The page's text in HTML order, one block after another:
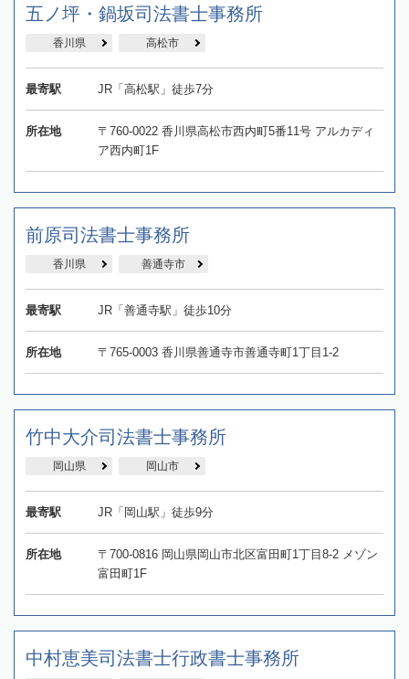
五ノ坪・鍋坂司法書士事務所
香川県 高松市
最寄駅 JR「高松駅」徒歩7分
所在地
〒760-0022 香川県高松市西内町5番11号 アルカディ
ア西内町1F
前原司法書士事務所
香川県 善通寺市
最寄駅 JR「善通寺駅」徒歩10分
所在地 〒765-0003 香川県善通寺市善通寺町1丁目1-2
竹中大介司法書士事務所
岡山県 岡山市
最寄駅 JR「岡山駅」徒歩9分
所在地
〒700-0816 岡山県岡山市北区富田町1丁目8-2 メゾン
富田町1F
中村恵美司法書士行政書士事務所